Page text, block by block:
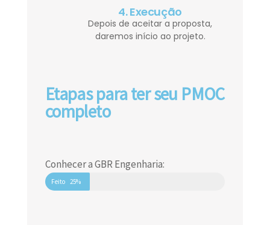
4. Execução
Depois de aceitar a proposta,
daremos início ao projeto.
Etapas para ter seu PMOC
completo
Conhecer a GBR Engenharia:
Feito 25%